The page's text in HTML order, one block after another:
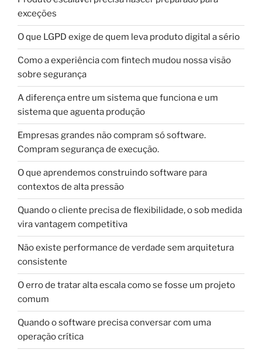
exceções
O que LGPD exige de quem leva produto digital a sério
Como a experiência com fintech mudou nossa visão
sobre segurança
A diferença entre um sistema que funciona e um
sistema que aguenta produção
Empresas grandes não compram só software.
Compram segurança de execução.
O que aprendemos construindo software para
contextos de alta pressão
Quando o cliente precisa de flexibilidade, o sob medida
vira vantagem competitiva
Não existe performance de verdade sem arquitetura
consistente
O erro de tratar alta escala como se fosse um projeto
comum
Quando o software precisa conversar com uma
operação crítica